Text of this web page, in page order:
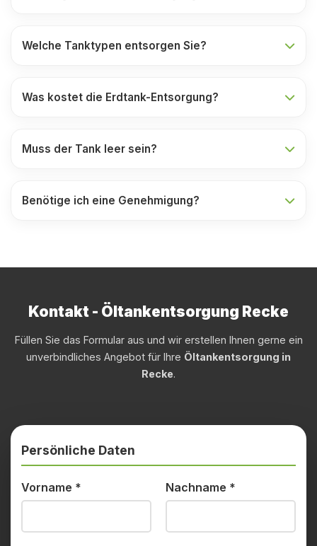
Welche Tanktypen entsorgen Sie?
Was kostet die Erdtank-Entsorgung?
Muss der Tank leer sein?
Benötige ich eine Genehmigung?
Kontakt - Öltankentsorgung Recke
Füllen Sie das Formular aus und wir erstellen Ihnen gerne ein
unverbindliches Angebot für Ihre Öltankentsorgung in
Recke.
Persönliche Daten
Vorname * Nachname *